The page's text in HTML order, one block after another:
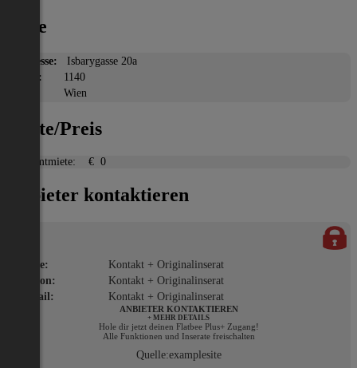
Lage
Adresse:
Isbarygasse 20a
PLZ:
1140
Wien
Miete/Preis
Gesamtmiete: € 0
Anbieter kontaktieren
Name:
Kontakt + Originalinserat
Telefon:
Kontakt + Originalinserat
E-Mail:
Kontakt + Originalinserat
ANBIETER KONTAKTIEREN
+ MEHR DETAILS
Hole dir jetzt deinen Flatbee Plus+ Zugang!
Alle Funktionen und Inserate freischalten
Quelle:examplesite